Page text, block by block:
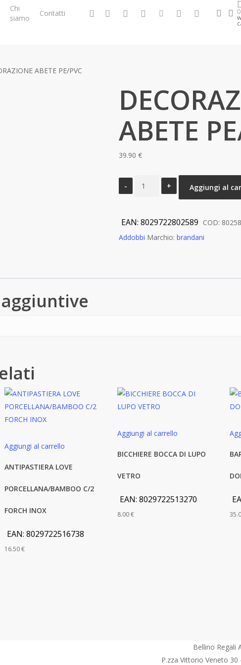
Chi
siamo
Contatti facebookgoogle- instagramwhatsapp
tiktok phone email 0
ABETE PE/PVC
ABETE
39.90 €
DECORAZIONE
quantità
Aggiungi al
EAN: 8029722802589 COD: 80258
Addobbi Marchio: brandani
Aggiungi al carrello
ANTIPASTIERA LOVE
PORCELLANA/BAMBOO C/2
FORCH INOX
EAN:8029722516738
16.50€
Aggiungi al carrello
BICCHIERE BOCCA DI LUPO
VETRO
EAN: 8029722513270
8.00€
Bellino Regali
P.zza Vittorio Veneto 30